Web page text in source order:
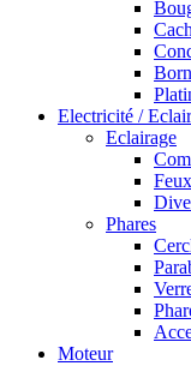
Electricité /
Eclairage
Phares
Moteur